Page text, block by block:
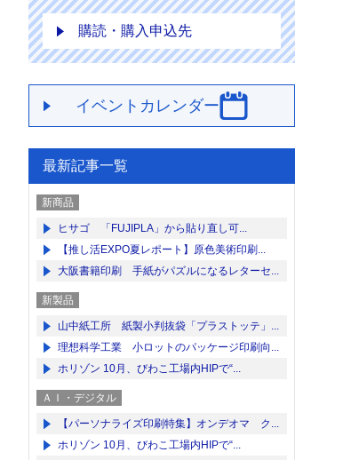
購読・購入申込先
イベントカレンダー
最新記事一覧
新商品
ヒサゴ 「FUJIPLA」から貼り直し可...
【推し活EXPO夏レポート】原色美術印刷...
大阪書籍印刷 手紙がパズルになるレターセ...
新製品
山中紙工所 紙製小判抜袋「プラストッテ」...
理想科学工業 小ロットのパッケージ印刷向...
ホリゾン 10月、びわこ工場内HIPで“...
ＡＩ・デジタル
【パーソナライズ印刷特集】オンデオマ ク...
ホリゾン 10月、びわこ工場内HIPで“...